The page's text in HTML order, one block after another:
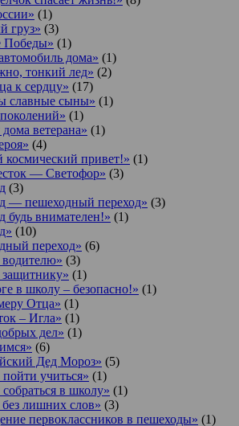
(1)
груз» (3)
Победы» (1)
дома» (1)
тонкий лед» (2)
к сердцу» (17)
славные сыны» (1)
(1)
ветерана» (1)
(4)
космический привет!» (1)
— Светофор» (3)
(3)
— пешеходный переход» (3)
будь внимателен!» (1)
(10)
переход» (6)
(3)
(1)
в школу – безопасно!» (1)
Отца» (1)
‒ Игла» (1)
дел» (1)
(6)
Дед Мороз» (5)
учиться» (1)
в школу» (1)
лишних слов» (3)
первоклассников в пешеходы» (1)